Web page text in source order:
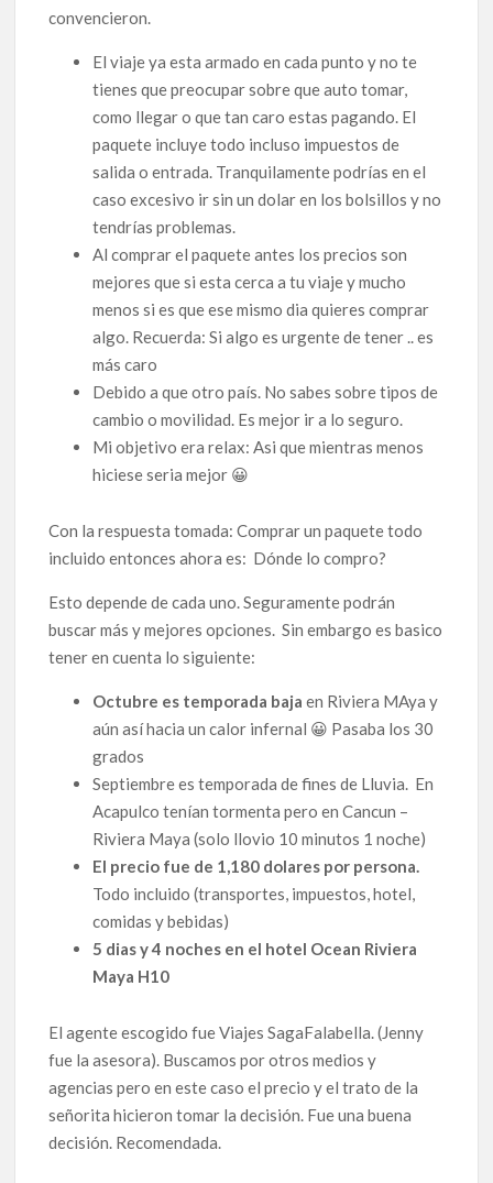
convencieron.
El viaje ya esta armado en cada punto y no te
tienes que preocupar sobre que auto tomar,
como llegar o que tan caro estas pagando. El
paquete incluye todo incluso impuestos de
salida o entrada. Tranquilamente podrías en el
caso excesivo ir sin un dolar en los bolsillos y no
tendrías problemas.
Al comprar el paquete antes los precios son
mejores que si esta cerca a tu viaje y mucho
menos si es que ese mismo dia quieres comprar
algo. Recuerda: Si algo es urgente de tener .. es
más caro
Debido a que otro país. No sabes sobre tipos de
cambio o movilidad. Es mejor ir a lo seguro.
Mi objetivo era relax: Asi que mientras menos
hiciese seria mejor 😀
Con la respuesta tomada: Comprar un paquete todo
incluido entonces ahora es: Dónde lo compro?
Esto depende de cada uno. Seguramente podrán
buscar más y mejores opciones. Sin embargo es basico
tener en cuenta lo siguiente:
Octubre es temporada baja en Riviera MAya y
aún así hacia un calor infernal 😀 Pasaba los 30
grados
Septiembre es temporada de fines de Lluvia. En
Acapulco tenían tormenta pero en Cancun –
Riviera Maya (solo llovio 10 minutos 1 noche)
El precio fue de 1,180 dolares por persona.
Todo incluido (transportes, impuestos, hotel,
comidas y bebidas)
5 dias y 4 noches en el hotel Ocean Riviera
Maya H10
El agente escogido fue Viajes SagaFalabella. (Jenny
fue la asesora). Buscamos por otros medios y
agencias pero en este caso el precio y el trato de la
señorita hicieron tomar la decisión. Fue una buena
decisión. Recomendada.